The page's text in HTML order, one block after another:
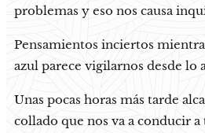
problemas y eso nos causa
Pensamientos inciertos
azul parece vigilarnos desde lo
Unas pocas horas más tarde
collado que nos va a conducir a